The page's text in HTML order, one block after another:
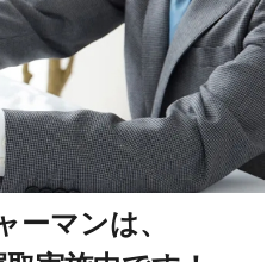
ーマンは、